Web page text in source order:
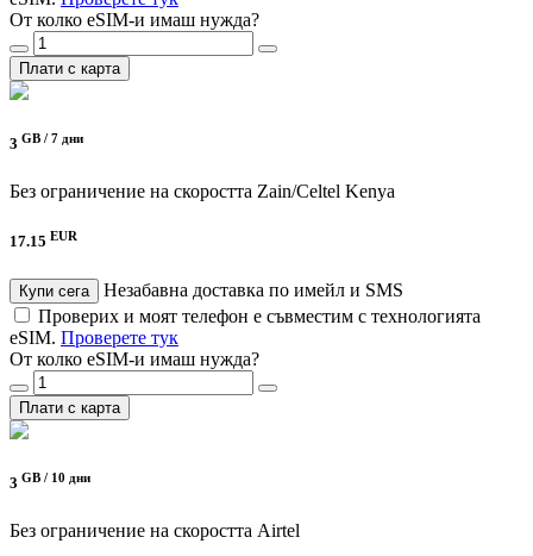
От колко eSIM-и имаш нужда?
Плати с карта
3 GB / 7 дни
Без ограничение на скоростта Zain/Celtel Kenya
17.15 EUR
Купи сега
Незабавна доставка по имейл и SMS
Проверих и моят телефон е съвместим с технологията
eSIM. Проверете тук
От колко eSIM-и имаш нужда?
Плати с карта
3 GB / 10 дни
Без ограничение на скоростта Airtel